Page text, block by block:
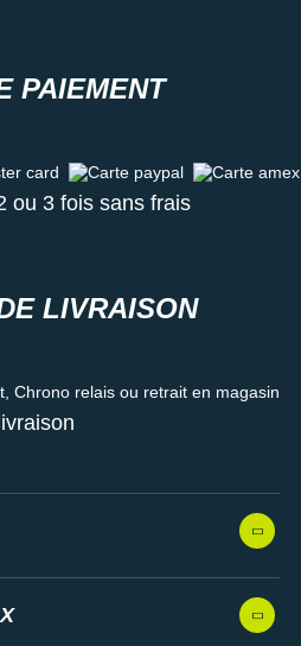
PAIEMENT
card Carte paypal Carte amex
ou 3 fois sans frais
LIVRAISON
relais ou retrait en magasin